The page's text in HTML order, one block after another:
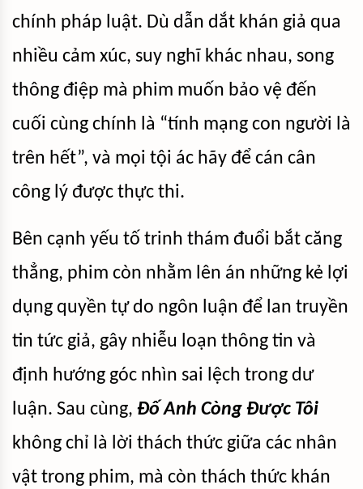
chính pháp luật. Dù dẫn dắt khán giả qua
nhiều cảm xúc, suy nghĩ khác nhau, song
thông điệp mà phim muốn bảo vệ đến
cuối cùng chính là “tính mạng con người là
trên hết”, và mọi tội ác hãy để cán cân
công lý được thực thi.
Bên cạnh yếu tố trinh thám đuổi bắt căng
thẳng, phim còn nhằm lên án những kẻ lợi
dụng quyền tự do ngôn luận để lan truyền
tin tức giả, gây nhiễu loạn thông tin và
định hướng góc nhìn sai lệch trong dư
luận. Sau cùng, Đố Anh Còng Được Tôi
không chỉ là lời thách thức giữa các nhân
vật trong phim, mà còn thách thức khán